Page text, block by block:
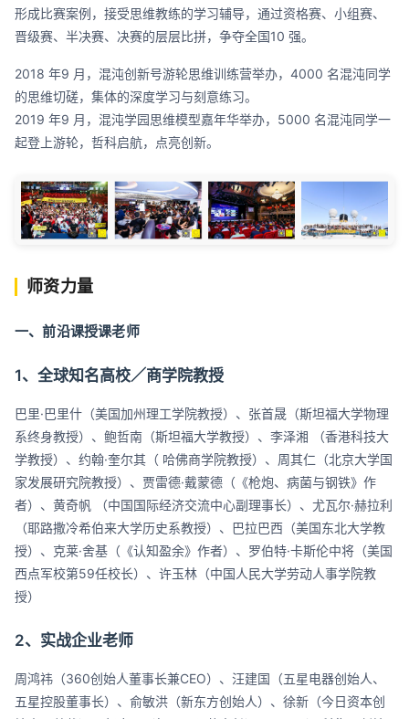
形成比赛案例，接受思维教练的学习辅导，通过资格赛、小组赛、
晋级赛、半决赛、决赛的层层比拼，争夺全国10 强。
2018 年9 月，混沌创新号游轮思维训练营举办，4000 名混沌同学
的思维切磋，集体的深度学习与刻意练习。
2019 年9 月，混沌学园思维模型嘉年华举办，5000 名混沌同学一
起登上游轮，哲科启航，点亮创新。
师资力量
一、前沿课授课老师
1、全球知名高校／商学院教授
巴里·巴里什（美国加州理工学院教授）、张首晟（斯坦福大学物理
系终身教授）、鲍哲南（斯坦福大学教授）、李泽湘 （香港科技大
学教授）、约翰·奎尔其（ 哈佛商学院教授）、周其仁（北京大学国
家发展研究院教授）、贾雷德·戴蒙德（《枪炮、病菌与钢铁》作
者）、黄奇帆 （中国国际经济交流中心副理事长）、尤瓦尔·赫拉利
（耶路撒冷希伯来大学历史系教授）、巴拉巴西（美国东北大学教
授）、克莱·舍基（《认知盈余》作者）、罗伯特·卡斯伦中将（美国
西点军校第59任校长）、许玉林（中国人民大学劳动人事学院教
授）
2、实战企业老师
周鸿祎（360创始人董事长兼CEO）、汪建国（五星电器创始人、
五星控股董事长）、俞敏洪（新东方创始人）、徐新（今日资本创